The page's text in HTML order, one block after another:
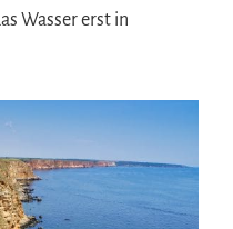
Wasser erst in